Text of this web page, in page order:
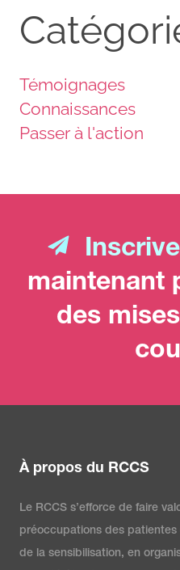
Témoignages
Connaissances
Passer à l'action
maintenant
des
À propos du RCCS
Le RCCS s’efforce de faire
préoccupations des
de la sensibilisation, en